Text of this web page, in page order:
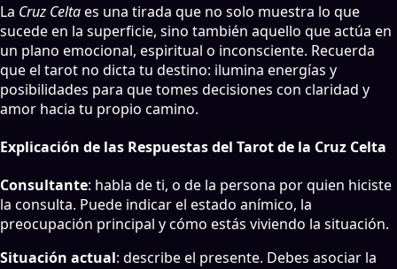
La Cruz Celtaes una tirada que no solo muestra lo que
sucede en la superficie, sino también aquello que actúa en
un plano emocional, espiritual o inconsciente. Recuerda
que el tarot no dicta tu destino: ilumina energías y
posibilidades para que tomes decisiones con claridad y
amor hacia tu propio camino.
Explicación de las Respuestas del Tarot de la Cruz Celta
Consultante: habla de ti, o de la persona por quien hiciste
la consulta. Puede indicar el estado anímico, la
preocupación principal y cómo estás viviendo la situación.
Situación actual: describe el presente. Debes asociar la